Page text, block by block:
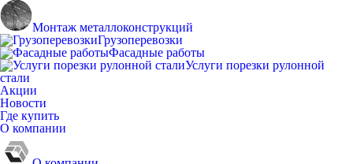
Монтаж металлоконструкций
Грузоперевозки
Фасадные работы
Услуги порезки рулонной
стали
Акции
Новости
Где купить
О компании